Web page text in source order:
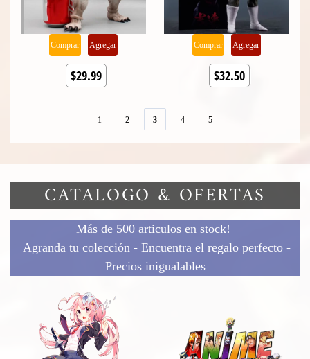
Comprar Agregar
$29.99
Comprar Agregar
$32.50
1 2 3 4 5
CATALOGO & OFERTAS
Más de 500 articulos en stock!
Agranda tu colección - Encuentra el regalo perfecto -
Precios inigualables